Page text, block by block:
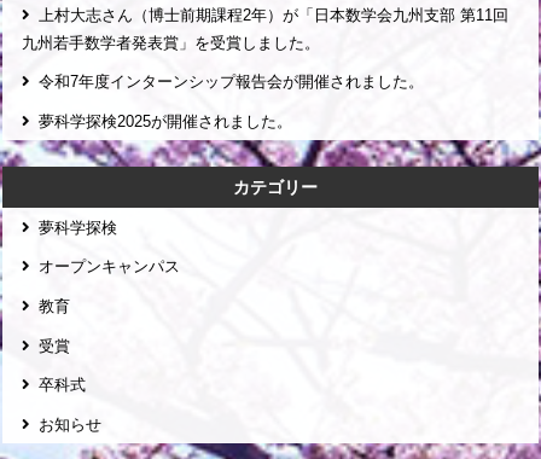
上村大志さん（博士前期課程2年）が「日本数学会九州支部 第11回
九州若手数学者発表賞」を受賞しました。
令和7年度インターンシップ報告会が開催されました。
夢科学探検2025が開催されました。
カテゴリー
夢科学探検
オープンキャンパス
教育
受賞
卒科式
お知らせ